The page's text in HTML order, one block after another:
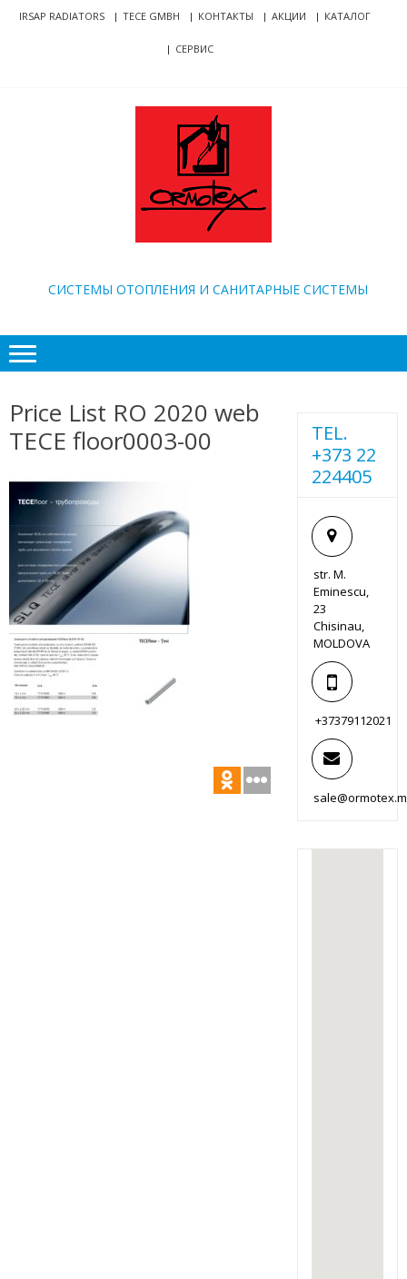
Skip
SkipIRSAP RADIATORS TECE GMBH КОНТАКТЫ АКЦИИ КАТАЛОГ
СЕРВИС
CИСТЕМЫ ОТОПЛЕНИЯ И САНИТАРНЫЕ СИСТЕМЫ
Price List RO 2020 web
TECE floor0003-00
TEL.
+373 22
224405
str. M.
Eminescu,
23
Chisinau,
MOLDOVA
+37379112021